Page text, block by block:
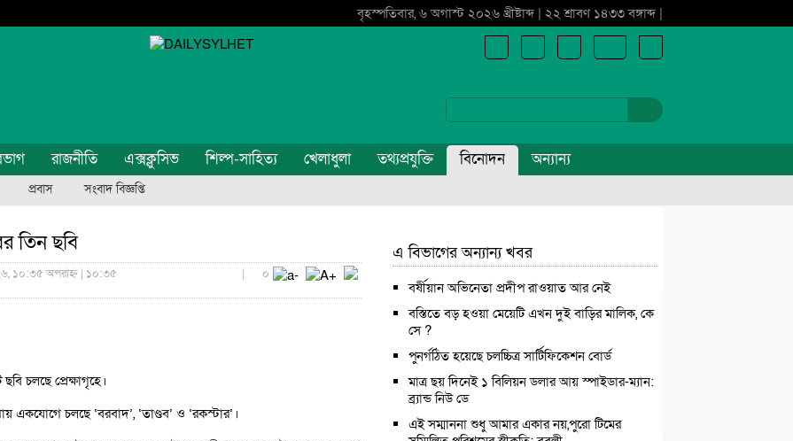
বৃহস্পতিবার, ৬ অগাস্ট ২০২৬ খ্রীষ্টাব্দ | ২২ শ্রাবণ ১৪৩৩ বঙ্গাব্দ |
রাজনীতি এক্সক্লুসিভ শিল্প-সাহিত্য খেলাধুলা তথ্যপ্রযুক্তি বিনোদন অন্যান্য
প্রবাস সংবাদ বিজ্ঞপ্তি
তিন ছবি
১০:৩৫ অপরাহ্ন | ১০:৩৫
| ০
চলছে প্রেক্ষাগৃহে।
একযোগে চলছে ‘বরবাদ’, ‘তাণ্ডব’ ও ‘রকস্টার’।
এ বিভাগের অন্যান্য খবর
বর্ষীয়ান অভিনেতা প্রদীপ রাওয়াত আর নেই
বস্তিতে বড় হওয়া মেয়েটি এখন দুই বাড়ির মালিক, কে
সে ?
পুনর্গঠিত হয়েছে চলচ্চিত্র সার্টিফিকেশন বোর্ড
মাত্র ছয় দিনেই ১ বিলিয়ন ডলার আয় স্পাইডার-ম্যান:
ব্র্যান্ড নিউ ডে
এই সম্মাননা শুধু আমার একার নয়,পুরো টিমের